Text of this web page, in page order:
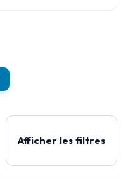
Afficher les filtres